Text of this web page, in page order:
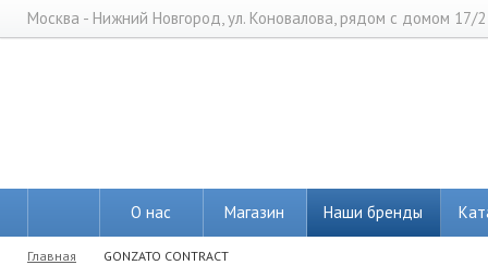
Москва - Нижний Новгород, ул. Коновалова, рядом с домом 17/2
О нас Магазин Наши бренды
Главная GONZATO CONTRACT